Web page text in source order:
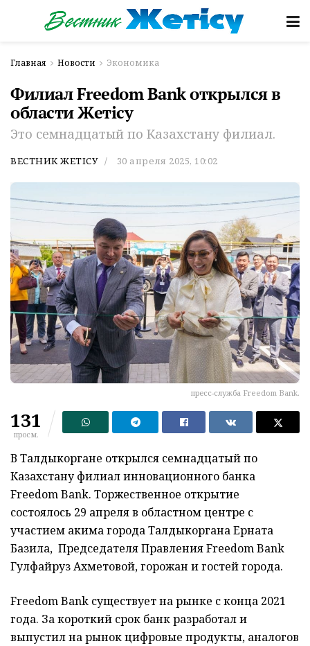
Главная Новости Экономика
Филиал Freedom Bank открылся в
области Жетісу
Это семнадцатый по Казахстану филиал.
ВЕСТНИК ЖЕТІСУ 30 апреля 2025, 10:02
пресс-служба Freedom Bank.
131
просм.
В Талдыкоргане открылся семнадцатый по
Казахстану филиал инновационного банка
Freedom Bank. Торжественное открытие
состоялось 29 апреля в областном центре с
участием акима города Талдыкоргана Ерната
Базила, Председателя Правления Freedom Bank
Гулфайруз Ахметовой, горожан и гостей города.
Freedom Bank существует на рынке с конца 2021
года. За короткий срок банк разработал и
выпустил на рынок цифровые продукты, аналогов